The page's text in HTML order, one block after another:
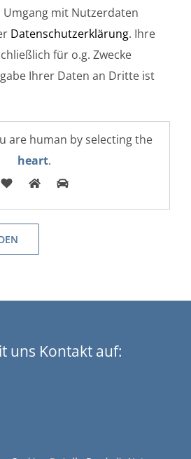
mit Nutzerdaten
Datenschutzerklärung. Ihre
für o.g. Zwecke
Ihrer Daten an Dritte ist
are human by selecting the
heart.
uns Kontakt auf: